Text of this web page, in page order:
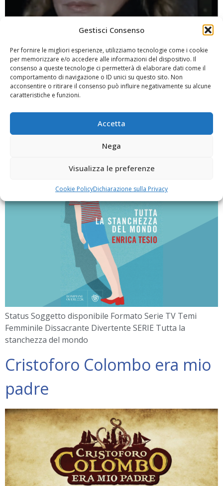
Gestisci Consenso
Per fornire le migliori esperienze, utilizziamo tecnologie come i cookie
per memorizzare e/o accedere alle informazioni del dispositivo. Il
consenso a queste tecnologie ci permetterà di elaborare dati come il
comportamento di navigazione o ID unici su questo sito. Non
acconsentire o ritirare il consenso può influire negativamente su alcune
caratteristiche e funzioni.
Accetta
Nega
Visualizza le preferenze
Cookie PolicyDichiarazione sulla Privacy
Status In preparazione Formato 6 Episodi Temi Crime
Distopico Commovente SERIE La donna che morì due
volte Adattamento di Les Retours des Cendres di Hubert
Monteilhet
Tutta la stanchezza del
mondo
Status Soggetto disponibile Formato Serie TV Temi
Femminile Dissacrante Divertente SERIE Tutta la
stanchezza del mondo
Cristoforo Colombo era mio
padre